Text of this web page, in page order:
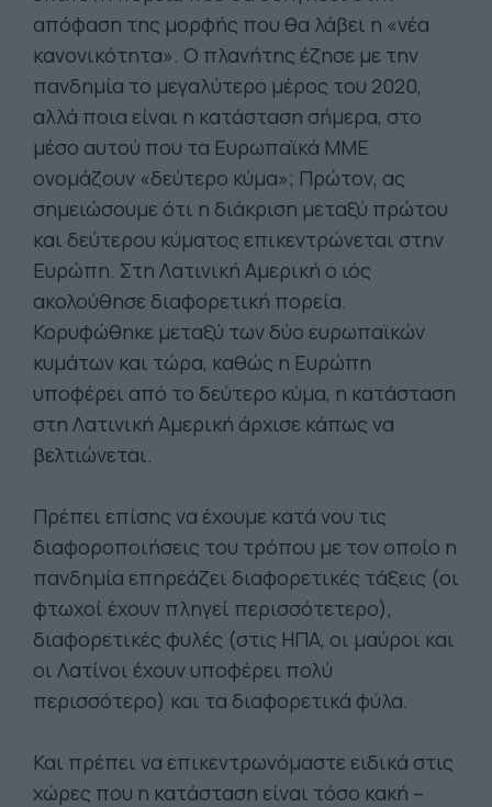
απόφαση της μορφής που θα λάβει η «νέα
κανονικότητα». Ο πλανήτης έζησε με την
πανδημία το μεγαλύτερο μέρος του 2020,
αλλά ποια είναι η κατάσταση σήμερα, στο
μέσο αυτού που τα Ευρωπαϊκά ΜΜΕ
ονομάζουν «δεύτερο κύμα»; Πρώτον, ας
σημειώσουμε ότι η διάκριση μεταξύ πρώτου
και δεύτερου κύματος επικεντρώνεται στην
Ευρώπη. Στη Λατινική Αμερική ο ιός
ακολούθησε διαφορετική πορεία.
Κορυφώθηκε μεταξύ των δύο ευρωπαϊκών
κυμάτων και τώρα, καθώς η Ευρώπη
υποφέρει από το δεύτερο κύμα, η κατάσταση
στη Λατινική Αμερική άρχισε κάπως να
βελτιώνεται.
Πρέπει επίσης να έχουμε κατά νου τις
διαφοροποιήσεις του τρόπου με τον οποίο η
πανδημία επηρεάζει διαφορετικές τάξεις (οι
φτωχοί έχουν πληγεί περισσότετερο),
διαφορετικές φυλές (στις ΗΠΑ, οι μαύροι και
οι Λατίνοι έχουν υποφέρει πολύ
περισσότερο) και τα διαφορετικά φύλα.
Και πρέπει να επικεντρωνόμαστε ειδικά στις
χώρες που η κατάσταση είναι τόσο κακή –